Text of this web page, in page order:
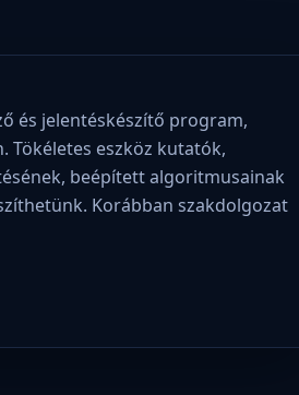
és jelentéskészítő program,
Tökéletes eszköz kutatók,
beépített algoritmusainak
Korábban szakdolgozat